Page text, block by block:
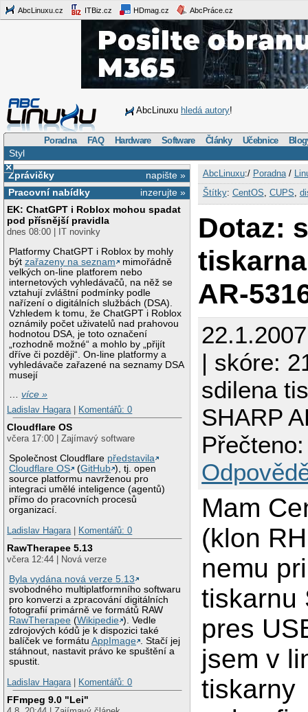
AbcLinuxu.cz ITBiz.cz HDmag.cz AbcPráce.cz
AbcLinuxu hledá autory!
Poradna FAQ Hardware Software Články Učebnice
Styl
×
napište »
Zprávičky
inzerujte »
Pracovní nabídky
EK: ChatGPT i Roblox mohou spadat
pod přísnější pravidla
dnes 08:00 | IT novinky
Platformy ChatGPT i Roblox by mohly
býtzařazeny na seznam
mimořádně
velkých on-line platforem nebo
internetových vyhledávačů, na něž se
vztahují zvláštní podmínky podle
nařízení o digitálních službách (DSA).
Vzhledem k tomu, že ChatGPT i Roblox
oznámily počet uživatelů nad prahovou
hodnotou DSA, je toto označení
„rozhodně možné“ a mohlo by „přijít
dříve či později“. On-line platformy a
vyhledávače zařazené na seznamy DSA
musejí
…více »
Ladislav Hagara
Komentářů: 0
Cloudflare OS
včera 17:00 | Zajímavý software
Společnost Cloudflare představila
Cloudflare OS
(GitHub ), tj. open
source platformu navrženou pro
integraci umělé inteligence (agentů)
přímo do pracovních procesů
organizací.
Ladislav Hagara
Komentářů: 0
RawTherapee 5.13
včera 12:44 | Nová verze
Byla vydána nová verze 5.13
svobodného multiplatformního softwaru
pro konverzi a zpracování digitálních
fotografií primárně ve formátů RAW
RawTherapee (Wikipedie ). Vedle
zdrojových kódů je k dispozici také
balíček ve formátuAppImage . Stačí jej
stáhnout, nastavit právo ke spuštění a
spustit.
Ladislav Hagara
Komentářů: 0
FFmpeg 9.0 "Lei"
AbcLinuxu:/ Poradna/
Štítky: CentOS CUPS
Dotaz:
AR-
| skóre:
sdilena
SHARP
Mam
(klon
nemu
tiskarnu
pres
jsem v
tiskarny